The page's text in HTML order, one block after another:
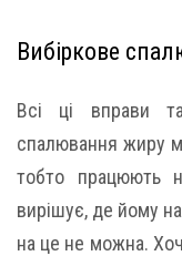
Вибіркове
Всі ці вправи
спалювання жиру
тобто працюють
вирішує, де йому
на це не можна.